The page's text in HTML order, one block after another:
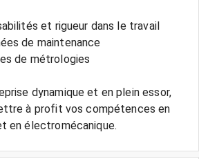
et rigueur dans le travail
de maintenance
de métrologies
dynamique et en plein essor,
à profit vos compétences en